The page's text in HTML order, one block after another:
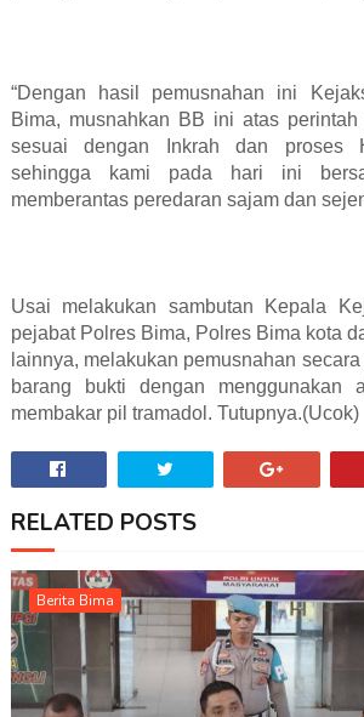
“Dengan hasil pemusnahan ini
Bima, musnahkan BB ini atas
sesuai dengan Inkrah dan proses
sehingga kami pada hari ini
memberantas peredaran sajam dan
Usai melakukan sambutan Kepala
pejabat Polres Bima, Polres Bima kota
lainnya, melakukan pemusnahan
barang bukti dengan menggunakan
membakar pil tramadol. Tutupnya.(Ucok)
RELATED POSTS
Berita Bima